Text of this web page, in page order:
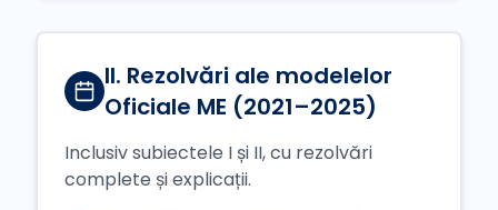
II. Rezolvări ale modelelor
Oficiale ME (2021–2025)
Inclusiv subiectele I și II, cu rezolvări
complete și explicații.